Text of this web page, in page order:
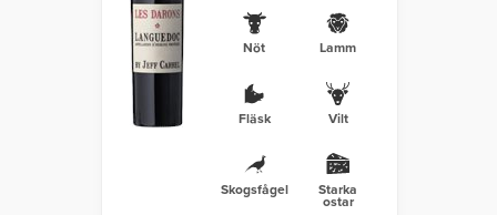
Nöt Lamm
Fläsk Vilt
Skogsfågel Starka
ostar